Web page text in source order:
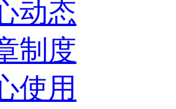
动态
制度
使用